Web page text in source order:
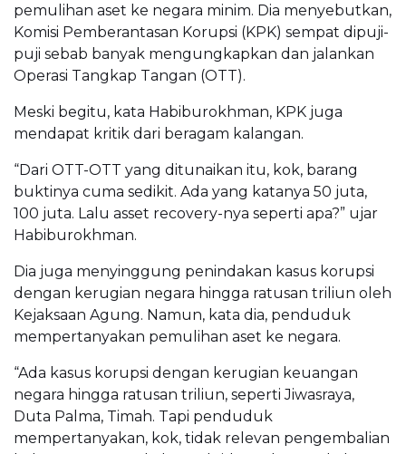
pemulihan aset ke negara minim. Dia menyebutkan,
Komisi Pemberantasan Korupsi (KPK) sempat dipuji-
puji sebab banyak mengungkapkan dan jalankan
Operasi Tangkap Tangan (OTT).
Meski begitu, kata Habiburokhman, KPK juga
mendapat kritik dari beragam kalangan.
“Dari OTT-OTT yang ditunaikan itu, kok, barang
buktinya cuma sedikit. Ada yang katanya 50 juta,
100 juta. Lalu asset recovery-nya seperti apa?” ujar
Habiburokhman.
Dia juga menyinggung penindakan kasus korupsi
dengan kerugian negara hingga ratusan triliun oleh
Kejaksaan Agung. Namun, kata dia, penduduk
mempertanyakan pemulihan aset ke negara.
“Ada kasus korupsi dengan kerugian keuangan
negara hingga ratusan triliun, seperti Jiwasraya,
Duta Palma, Timah. Tapi penduduk
mempertanyakan, kok, tidak relevan pengembalian